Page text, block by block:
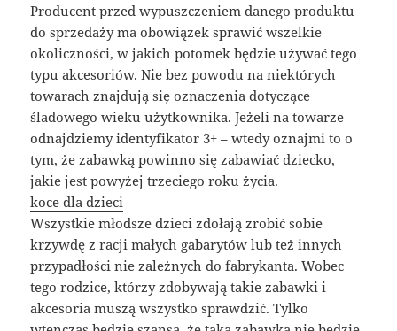
Producent przed wypuszczeniem danego produktu
do sprzedaży ma obowiązek sprawić wszelkie
okoliczności, w jakich potomek będzie używać tego
typu akcesoriów. Nie bez powodu na niektórych
towarach znajdują się oznaczenia dotyczące
śladowego wieku użytkownika. Jeżeli na towarze
odnajdziemy identyfikator 3+ – wtedy oznajmi to o
tym, że zabawką powinno się zabawiać dziecko,
jakie jest powyżej trzeciego roku życia.
koce dla dzieci
Wszystkie młodsze dzieci zdołają zrobić sobie
krzywdę z racji małych gabarytów lub też innych
przypadłości nie zależnych do fabrykanta. Wobec
tego rodzice, którzy zdobywają takie zabawki i
akcesoria muszą wszystko sprawdzić. Tylko